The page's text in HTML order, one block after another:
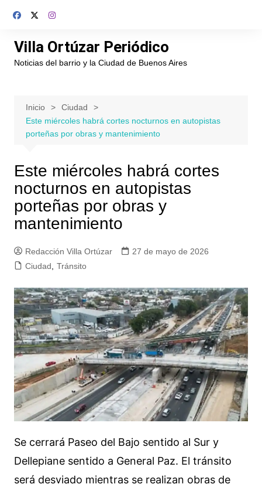
Villa Ortúzar Periódico
Noticias del barrio y la Ciudad de Buenos Aires
Inicio
Ciudad
Este miércoles habrá cortes nocturnos en autopistas
porteñas por obras y mantenimiento
Este miércoles habrá cortes
nocturnos en autopistas
porteñas por obras y
mantenimiento
Redacción Villa Ortúzar
27 de mayo de 2026
Ciudad
Tránsito
Se cerrará Paseo del Bajo sentido al Sur y
Dellepiane sentido a General Paz. El tránsito
será desviado mientras se realizan obras de